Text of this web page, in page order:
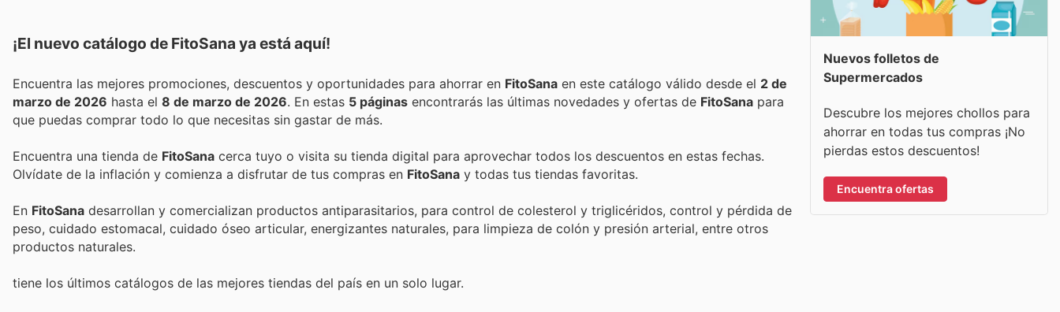
¡El nuevo catálogo de FitoSana ya está aquí!
Encuentra las mejores promociones, descuentos y oportunidades para ahorrar en FitoSana en este catálogo válido desde el 2 de
marzo de 2026 hasta el 8 de marzo de 2026 . En estas 5 páginas encontrarás las últimas novedades y ofertas de FitoSana para
que puedas comprar todo lo que necesitas sin gastar de más.
Encuentra una tienda de FitoSana cerca tuyo o visita su tienda digital para aprovechar todos los descuentos en estas fechas.
Olvídate de la inflación y comienza a disfrutar de tus compras en FitoSana y todas tus tiendas favoritas.
En FitoSana desarrollan y comercializan productos antiparasitarios, para control de colesterol y triglicéridos, control y pérdida de
peso, cuidado estomacal, cuidado óseo articular, energizantes naturales, para limpieza de colón y presión arterial, entre otros
productos naturales.
tiene los últimos catálogos de las mejores tiendas del país en un solo lugar.
Nuevos folletos de
Supermercados
Descubre los mejores chollos para
ahorrar en todas tus compras ¡No
pierdas estos descuentos!
Encuentra ofertas